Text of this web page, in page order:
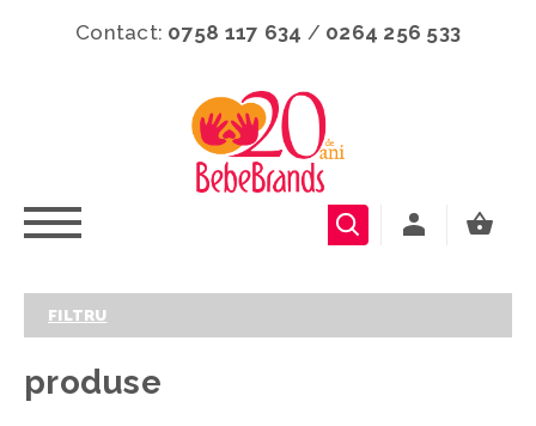
Contact: 0758 117 634 / 0264 256 533
FILTRU
produse